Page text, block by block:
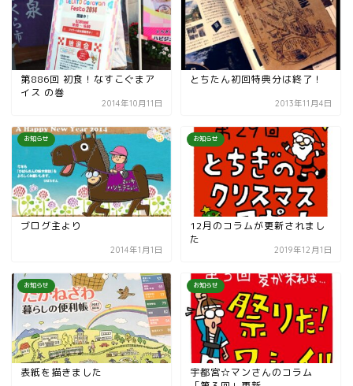
第886回 初食！なすこぐまア
イス の巻
2014年10月11日
とちたん初回特典分は終了！
2013年11月4日
お知らせ
ブログ主より
2014年1月1日
お知らせ
12月のコラムが更新されまし
た
2019年12月1日
お知らせ
表紙を描きました
お知らせ
宇都宮☆マンさんのコラム